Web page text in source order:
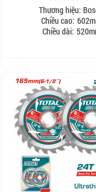
Thương hiệu:
Chiều cao:
Chiều dài: